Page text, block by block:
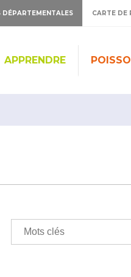
DÉPARTEMENTALES CARTE DE
APPRENDRE